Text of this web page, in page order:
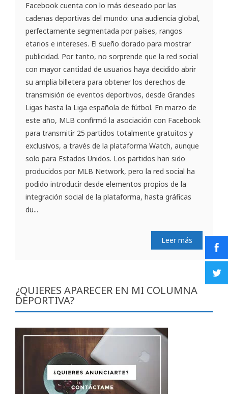
Facebook cuenta con lo más deseado por las
cadenas deportivas del mundo: una audiencia global,
perfectamente segmentada por países, rangos
etarios e intereses. El sueño dorado para mostrar
publicidad. Por tanto, no sorprende que la red social
con mayor cantidad de usuarios haya decidido abrir
su amplia billetera para obtener los derechos de
transmisión de eventos deportivos, desde Grandes
Ligas hasta la Liga española de fútbol. En marzo de
este año, MLB confirmó la asociación con Facebook
para transmitir 25 partidos totalmente gratuitos y
exclusivos, a través de la plataforma Watch, aunque
solo para Estados Unidos. Los partidos han sido
producidos por MLB Network, pero la red social ha
podido introducir desde elementos propios de la
integración social de la plataforma, hasta gráficas
du...
Leer más
¿QUIERES APARECER EN MI COLUMNA
DEPORTIVA?